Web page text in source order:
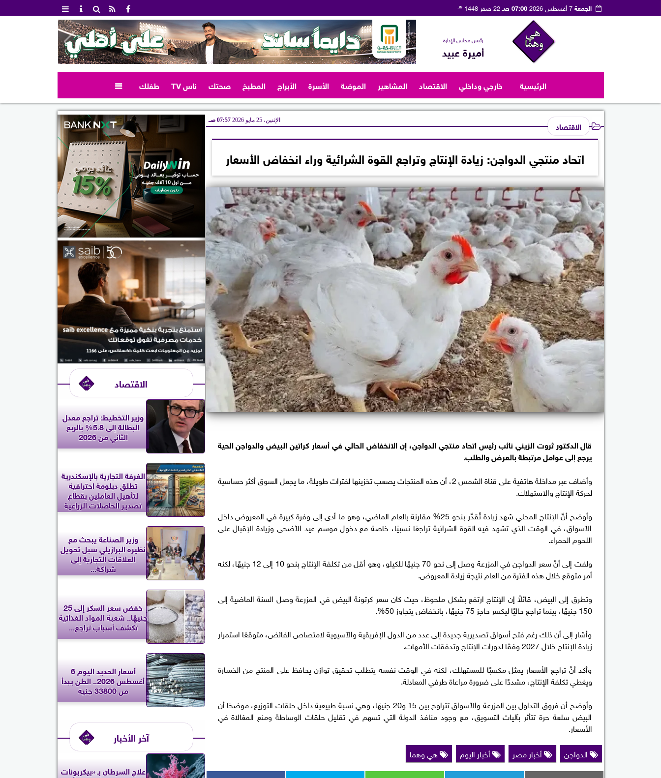
الجمعة7 أغسطس 2026 07:00 صـ 22 صفر 1448 هـ
رئيس مجلس الإدارة
أميرة عبيد
الرئيسية خارجي وداخلي الاقتصاد المشاهير الموضة الأسرة الأبراج المطبخ صحتك ناس TV طفلك 
الاقتصاد الإثنين، 25 مايو 2026 07:57 صـ
اتحاد منتجي الدواجن: زيادة الإنتاج وتراجع القوة الشرائية وراء انخفاض الأسعار
قال الدكتور ثروت الزيني نائب رئيس اتحاد منتجي الدواجن، إن الانخفاض الحالي في أسعار كراتين البيض والدواجن الحية
يرجع إلى عوامل مرتبطة بالعرض والطلب.
وأضاف عبر مداخلة هاتفية على قناة الشمس 2، أن هذه المنتجات يصعب تخزينها لفترات طويلة، ما يجعل السوق أكثر حساسية
لحركة الإنتاج والاستهلاك.
وأوضح أنَّ الإنتاج المحلي شهد زيادة تُقدَّر بنحو 25% مقارنة بالعام الماضي، وهو ما أدى إلى وفرة كبيرة في المعروض داخل
الأسواق، في الوقت الذي تشهد فيه القوة الشرائية تراجعًا نسبيًا، خاصة مع دخول موسم عيد الأضحى وزيادة الإقبال على
اللحوم الحمراء.
ولفت إلى أنَّ سعر الدواجن في المزرعة وصل إلى نحو 70 جنيهًا للكيلو، وهو أقل من تكلفة الإنتاج بنحو 10 إلى 12 جنيهًا، لكنه
أمر متوقع خلال هذه الفترة من العام نتيجة زيادة المعروض.
وتطرق إلى البيض، قائلاً إن الإنتاج ارتفع بشكل ملحوظ، حيث كان سعر كرتونة البيض في المزرعة وصل السنة الماضية إلى
150 جنيهًا، بينما تراجع حاليًا ليكسر حاجز 75 جنيهًا، بانخفاض يتجاوز 50%.
وأشار إلى أن ذلك رغم فتح أسواق تصديرية جديدة إلى عدد من الدول الإفريقية والآسيوية لامتصاص الفائض، متوقعًا استمرار
زيادة الإنتاج خلال 2027 وفقًا لدورات الإنتاج وتدفقات الأمهات.
وأكد أنَّ تراجع الأسعار يمثل مكسبًا للمستهلك، لكنه في الوقت نفسه يتطلب تحقيق توازن يحافظ على المنتج من الخسارة
ويغطي تكلفة الإنتاج، مشددًا على ضرورة مراعاة طرفي المعادلة.
وأوضح أن فروق التداول بين المزرعة والأسواق تتراوح بين 15 و20 جنيهًا، وهي نسبة طبيعية داخل حلقات التوزيع، موضحًا أن
البيض سلعة حرة تتأثر بآليات التسويق، مع وجود منافذ الدولة التي تسهم في تقليل حلقات الوساطة ومنع المغالاة في
الأسعار.
الدواجن
أخبار مصر أخبار اليوم هي وهما
الاقتصاد
وزير التخطيط: تراجع معدل
البطالة إلى 5.8% بالربع
الثاني من 2026
الغرفة التجارية بالإسكندرية
تطلق دبلومة احترافية
لتأهيل العاملين بقطاع
تصدير الحاصلات الزراعية
وزير الصناعة يبحث مع
نظيره البرازيلي سبل تحويل
العلاقات التجارية إلى
شراكة...
خفض سعر السكر إلى 25
جنيهًا.. شعبة المواد الغذائية
تكشف أسباب تراجع...
أسعار الحديد اليوم 6
أغسطس 2026.. الطن يبدأ
من 33800 جنيه
آخر الأخبار
علاج السرطان بـ «بيكربونات